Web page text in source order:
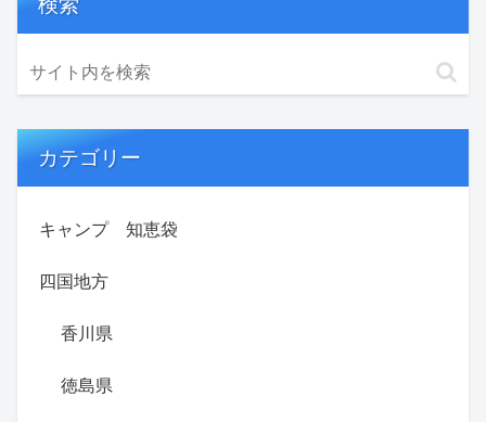
カテゴリー
キャンプ 知恵袋
四国地方
香川県
徳島県